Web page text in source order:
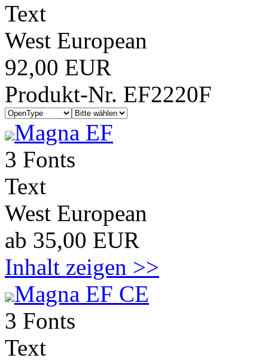
Text
West European
92,00 EUR
Produkt-Nr. EF2220F
Magna EF
3 Fonts
Text
West European
ab 35,00 EUR
Inhalt zeigen >>
Magna EF CE
3 Fonts
Text